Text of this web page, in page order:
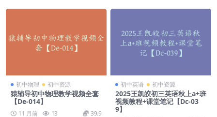
初中物理 初中资源
猿辅导初中物理教学视频全套
【De-014】
11 月前 13 39.9
初中英语 初中资源
2025王凯皎初三英语秋上a+班
视频教程+课堂笔记【Dc-03
9】